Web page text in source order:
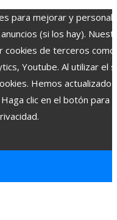
para mejorar y
(si los hay).
cookies de terceros como
Youtube. Al utilizar el
Hemos actualizado
clic en el botón para